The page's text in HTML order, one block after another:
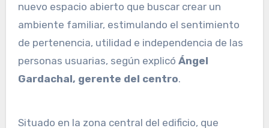
nuevo espacio abierto que buscar crear un
ambiente familiar, estimulando el sentimiento
de pertenencia, utilidad e independencia de las
personas usuarias, según explicó Ángel
Gardachal, gerente del centro.
Situado en la zona central del edificio, que